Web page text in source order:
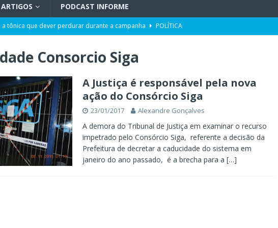
ARTIGOS PODCAST INFORME
tônica que dever perdurar durante a campanha
POLÍTICA
em Santa Catarina
ARTIGOS
por portos e milho após reuniões em Assunção
candidato ao Senado pelo Missão
TV INFORME BLUMENAU
doação de sangue POLÍTICA
Consorcio Siga
A Justiça é responsável pela nova
ação do Consórcio Siga
23/01/2017 Alexandre Gonçalves
A demora do Tribunal de Justiça em examinar o recurso
impetrado pelo Consórcio Siga, referente a decisão da
Prefeitura de decretar a caducidade do sistema em
janeiro do ano passado, é a brecha para a […]